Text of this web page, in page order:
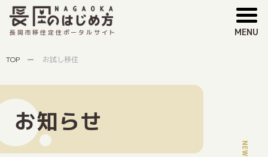
長岡市移住定住ポータルサイト MENU
TOP お試し移住
お知らせ